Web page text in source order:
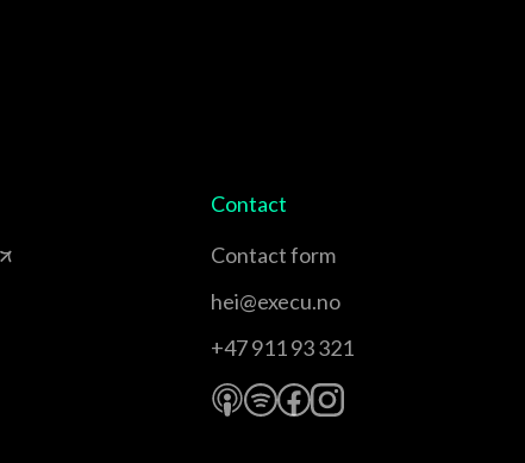
Contact
Contact form
hei@execu.no
+47 911 93 321